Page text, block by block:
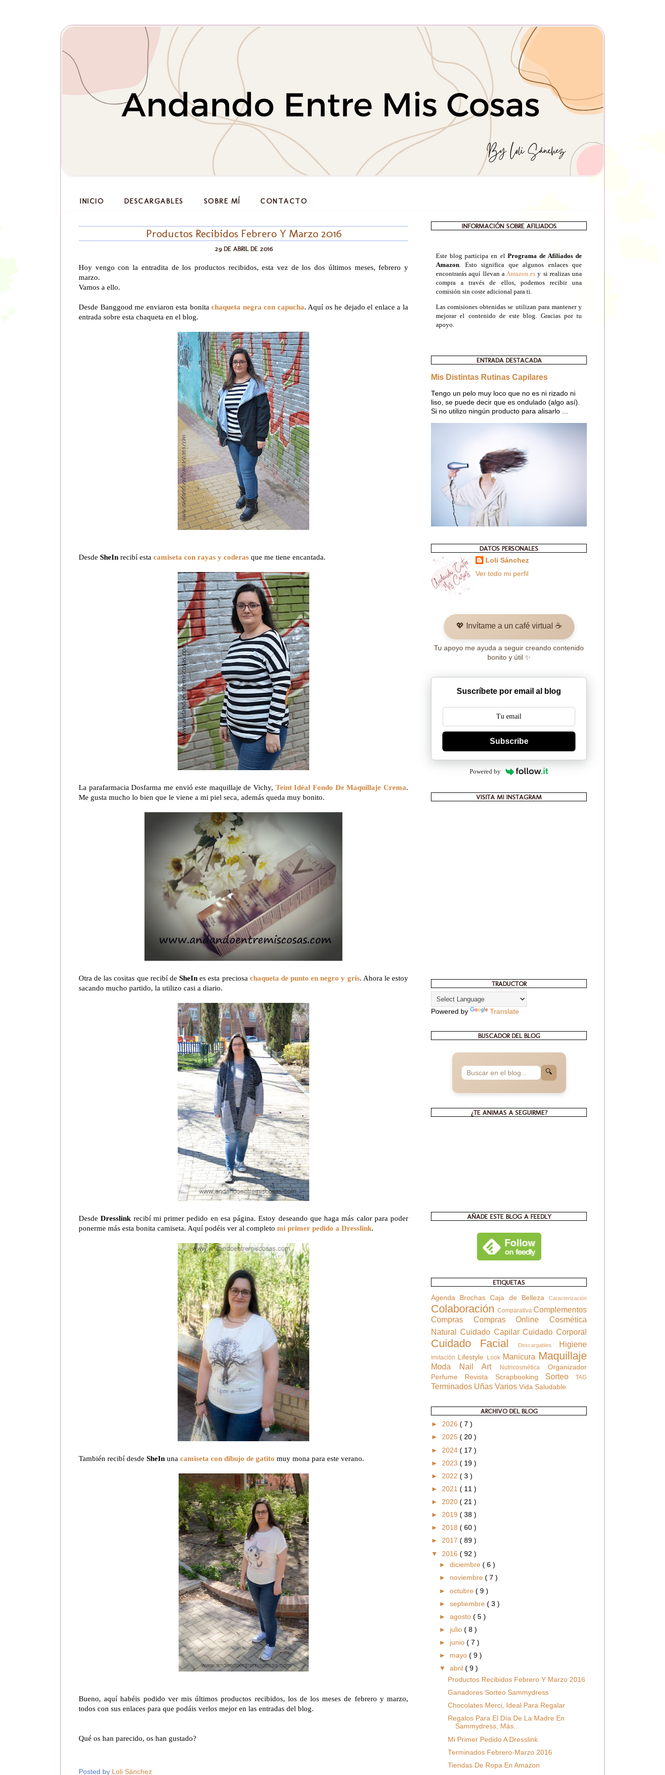
INICIO DESCARGABLES SOBRE MÍ CONTACTO
Productos Recibidos Febrero Y Marzo 2016
29 DE ABRIL DE 2016
Hoy vengo con la entradita de los productos recibidos, esta vez de los dos últimos meses, febrero y
marzo.
Vamos a ello.
Desde Banggood me enviaron esta bonitachaqueta negra con capucha. Aquí os he dejado el enlace a la
entrada sobre esta chaqueta en el blog.
Desde SheIn recibí esta camiseta con rayas y coderas que me tiene encantada.
La parafarmacia Dosfarma me envió este maquillaje de Vichy, Teint Idéal Fondo De Maquillaje Crema.
Me gusta mucho lo bien que le viene a mi piel seca, además queda muy bonito.
Otra de las cositas que recibí deSheIn es esta preciosa chaqueta de punto en negro y gris. Ahora le estoy
sacando mucho partido, la utilizo casi a diario.
DesdeDresslink recibí mi primer pedido en esa página. Estoy deseando que haga más calor para poder
ponerme más esta bonita camiseta. Aquí podéis ver al completo mi primer pedido a Dresslink.
También recibí desde SheIn una camiseta con dibujo de gatito muy mona para este verano.
Bueno, aquí habéis podido ver mis últimos productos recibidos, los de los meses de febrero y marzo,
todos con sus enlaces para que podáis verlos mejor en las entradas del blog.
Qué os han parecido, os han gustado?
Posted by Loli Sánchez
INFORMACIÓN SOBRE AFILIADOS
Este blog participa en el Programa de Afiliados de
Amazon . Esto significa que algunos enlaces que
encontrarás aquí llevan a Amazon.es y si realizas una
compra a través de ellos, podemos recibir una
comisión sin coste adicional para ti.
Las comisiones obtenidas se utilizan para mantener y
mejorar el contenido de este blog. Gracias por tu
apoyo.
ENTRADA DESTACADA
Mis Distintas Rutinas Capilares
Tengo un pelo muy loco que no es ni rizado ni
liso, se puede decir que es ondulado (algo así).
Si no utilizo ningún producto para alisarlo ...
DATOS PERSONALES
Loli Sánchez
Ver todo mi perfil
💖 Invítame a un café virtual ☕
Tu apoyo me ayuda a seguir creando contenido
bonito y útil ✨
Suscríbete por email al blog
Subscribe
Powered by
VISITA MI INSTAGRAM
TRADUCTOR
Powered by Translate
BUSCADOR DEL BLOG
🔍
¿TE ANIMAS A SEGUIRME?
AÑADE ESTE BLOG A FEEDLY
ETIQUETAS
Agenda BrochasCaja de BellezaCaracterización
Colaboración Comparativa Complementos
Compras Compras OnlineCosmética
Natural Cuidado CapilarCuidado Corporal
Cuidado Facial Descargables Higiene
Imitación Lifestyle Look Manicura Maquillaje
Moda Nail Art Nutricosmética Organizador
Perfume
Revista Scrapbooking Sorteo TAG
Terminados Uñas Varios Vida Saludable
ARCHIVO DEL BLOG
► 2026 ( 7 )
► 2025 ( 20 )
► 2024 ( 17 )
► 2023 ( 19 )
► 2022 ( 3 )
► 2021 ( 11 )
► 2020 ( 21 )
► 2019 ( 38 )
► 2018 ( 60 )
► 2017 ( 89 )
▼ 2016 ( 92 )
►diciembre( 6 )
► noviembre( 7 )
►octubre( 9 )
►septiembre( 3 )
►agosto( 5 )
► julio( 8 )
► junio( 7 )
► mayo( 9 )
▼abril( 9 )
Productos Recibidos Febrero Y Marzo 2016
Ganadores Sorteo Sammydress
Chocolates Merci, Ideal Para Regalar
Regalos Para El Día De La Madre En
Sammydress, Más...
Mi Primer Pedido A Dresslink
Terminados Febrero-Marzo 2016
Tiendas De Ropa En Amazon